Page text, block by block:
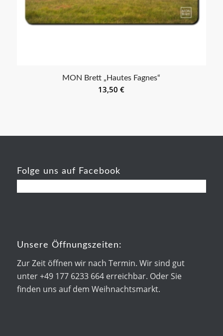
MON Brett „Hautes Fagnes“
13,50€
Folge uns auf Facebook
Unsere Öffnungszeiten:
Zur Zeit öffnen wir nach Termin. Wir sind gut
unter +49 177 6233 664 erreichbar. Oder Sie
finden uns auf dem Weihnachtsmarkt.